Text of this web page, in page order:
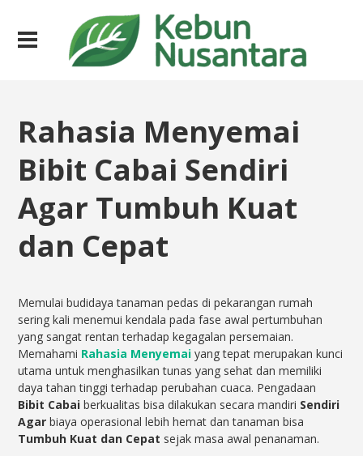
Rahasia Menyemai
Bibit Cabai Sendiri
Agar Tumbuh Kuat
dan Cepat
Memulai budidaya tanaman pedas di pekarangan rumah
sering kali menemui kendala pada fase awal pertumbuhan
yang sangat rentan terhadap kegagalan persemaian.
Memahami Rahasia Menyemai yang tepat merupakan kunci
utama untuk menghasilkan tunas yang sehat dan memiliki
daya tahan tinggi terhadap perubahan cuaca. Pengadaan
Bibit Cabai berkualitas bisa dilakukan secara mandiri Sendiri
Agar biaya operasional lebih hemat dan tanaman bisa
Tumbuh Kuat dan Cepat sejak masa awal penanaman.